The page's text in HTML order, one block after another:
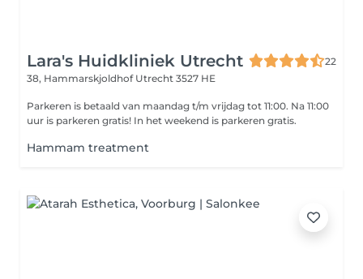
Lara's Huidkliniek Utrecht
22
38, Hammarskjoldhof Utrecht 3527 HE
Parkeren is betaald van maandag t/m vrijdag tot 11:00. Na 11:00
uur is parkeren gratis! In het weekend is parkeren gratis.
Hammam treatment